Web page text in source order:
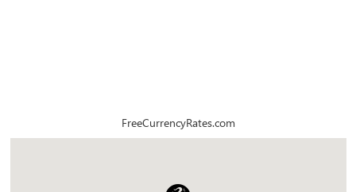
FreeCurrencyRates.com